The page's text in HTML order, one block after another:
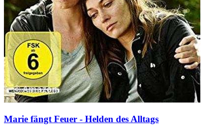
Marie fängt Feuer - Helden des Alltags